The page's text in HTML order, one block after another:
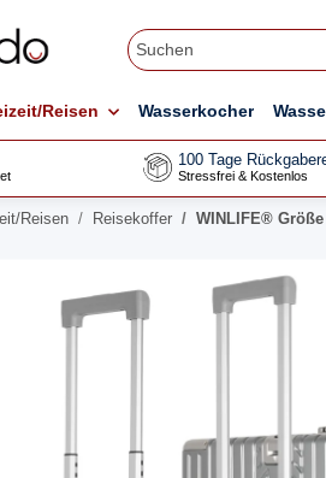
Reisen Wasserkocher
100 Tage
Stressfrei & Kostenlos
Reisen Reisekoffer WINLIFE®